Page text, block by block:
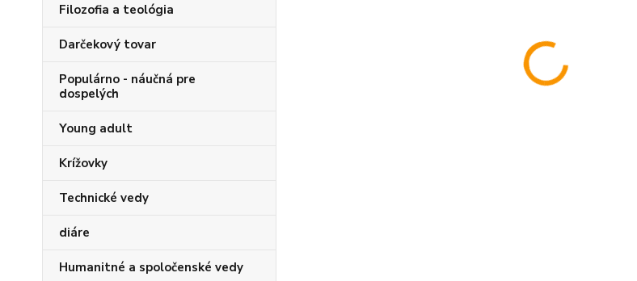
Filozofia a teológia
Darčekový tovar
Populárno - náučná pre
dospelých
Young adult
Krížovky
Technické vedy
diáre
Humanitné a spoločenské vedy